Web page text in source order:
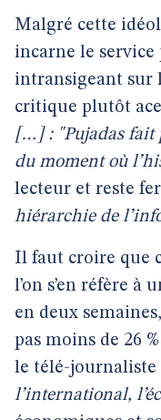
Malgré cette
incarne le service
intransigeant sur
critique plutôt
[…] : "Pujadas fait
du moment où
lecteur et reste
hiérarchie de
Il faut croire que
l’on s’en réfère à
en deux
pas moins de 26
le télé-journaliste
l’international,